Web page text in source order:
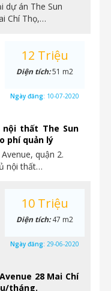
dự án The Sun
Chí Thọ,…
nội thất The Sun
phí quản lý
quận 2.
nội thất…
12 Triệu
Diện tích:51 m2
Ngày đăng: 10-07-2020
28 Mai Chí
tháng.
10 Triệu
Diện tích:47 m2
Ngày đăng: 29-06-2020